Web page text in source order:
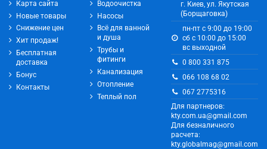
Карта сайта
Новые товары
Снижение цен
Хит продаж!
Бесплатная
доставка
Бонус
Контакты
Водоочистка
Насосы
Всё для ванной
и душа
Трубы и
фитинги
Канализация
Отопление
Теплый пол
г. Киев, ул. Якутская
(Борщаговка)
пн-пт с 9:00 до 19:00
сб с 10:00 до 15:00
вс выходной
0 800 331 875
066 108 68 02
067 2775316
Для партнеров:
kty.com.ua@gmail.com
Для безналичного
расчета:
kty.globalmag@gmail.com